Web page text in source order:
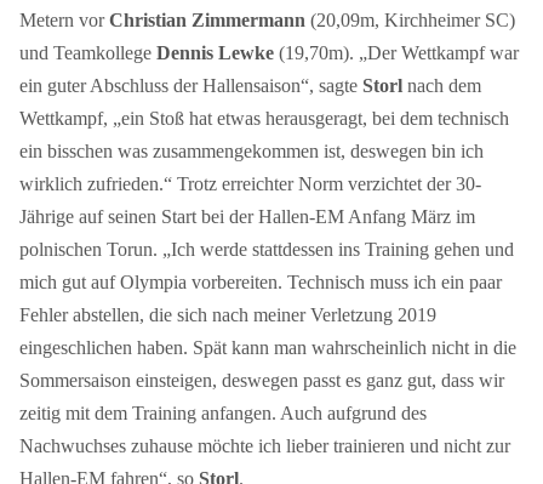
Metern vorChristian Zimmermann (20,09m, Kirchheimer SC)
und Teamkollege Dennis Lewke (19,70m). „Der Wettkampf war
ein guter Abschluss der Hallensaison“, sagte Storl nach dem
Wettkampf, „ein Stoß hat etwas herausgeragt, bei dem technisch
ein bisschen was zusammengekommen ist, deswegen bin ich
wirklich zufrieden.“ Trotz erreichter Norm verzichtet der 30-
Jährige auf seinen Start bei der Hallen-EM Anfang März im
polnischen Torun. „Ich werde stattdessen ins Training gehen und
mich gut auf Olympia vorbereiten. Technisch muss ich ein paar
Fehler abstellen, die sich nach meiner Verletzung 2019
eingeschlichen haben. Spät kann man wahrscheinlich nicht in die
Sommersaison einsteigen, deswegen passt es ganz gut, dass wir
zeitig mit dem Training anfangen. Auch aufgrund des
Nachwuchses zuhause möchte ich lieber trainieren und nicht zur
Hallen-EM fahren“, so Storl.